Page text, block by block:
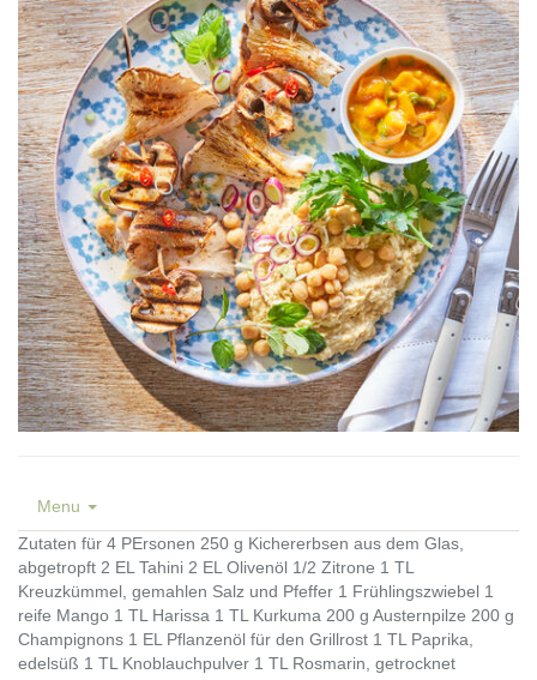
Menu
Zutaten für 4 PErsonen 250 g Kichererbsen aus dem Glas,
abgetropft 2 EL Tahini 2 EL Olivenöl 1/2 Zitrone 1 TL
Kreuzkümmel, gemahlen Salz und Pfeffer 1 Frühlingszwiebel 1
reife Mango 1 TL Harissa 1 TL Kurkuma 200 g Austernpilze 200 g
Champignons 1 EL Pflanzenöl für den Grillrost 1 TL Paprika,
edelsüß 1 TL Knoblauchpulver 1 TL Rosmarin, getrocknet